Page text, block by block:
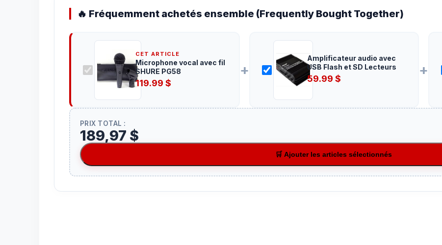
🔥 Fréquemment achetés ensemble (Frequently Bought Together)
CET ARTICLE
Microphone vocal avec fil
SHURE PG58
119.99 $
+
Amplificateur audio avec
USB Flash et SD Lecteurs
59.99 $
+
PRIX TOTAL :
189,97 $
🛒 Ajouter les articles sélectionnés